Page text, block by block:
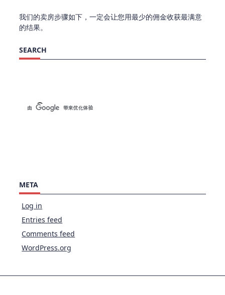
我们的卖房步骤如下，一定会让您用最少的佣金收获最满意
的结果。
SEARCH
META
Log in
Entries feed
Comments feed
WordPress.org